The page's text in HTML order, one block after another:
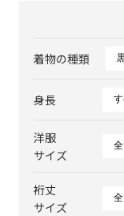
着物の種類
身長
洋服
サイズ
裄丈
サイズ